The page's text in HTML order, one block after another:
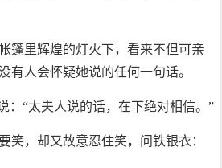
篷里辉煌的灯火下，看来不但可亲
有人会怀疑她说的任何一句话。
：“太夫人说的话，在下绝对相信。”
笑，却又故意忍住笑，问铁银衣：